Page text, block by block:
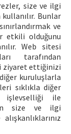
size ve ilgi
Bunlar
ve
etkili olduğunu
Web sitesi
tarafından
ziyaret ettiğinizi
kuruluşlarla
sıklıkla diğer
işlevselliği ile
size ve ilgi